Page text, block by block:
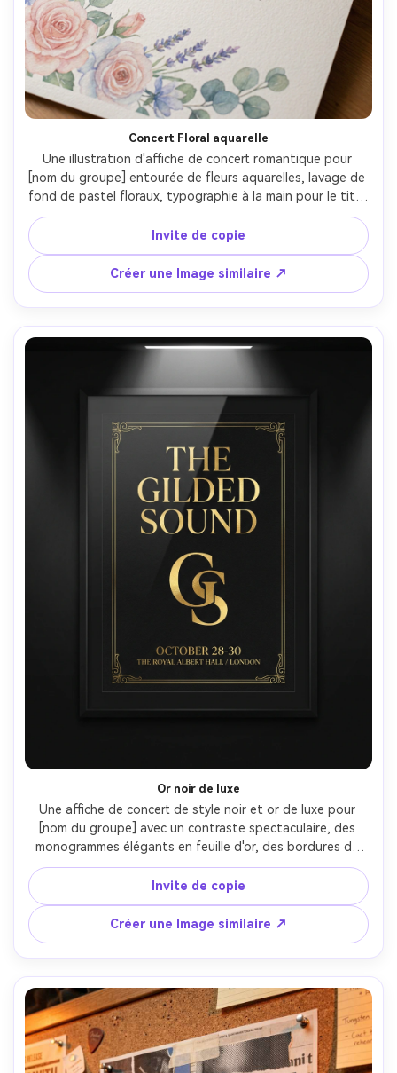
Concert Floral aquarelle
Une illustration d'affiche de concert romantique pour
[nom du groupe] entourée de fleurs aquarelles, lavage de
fond de pastel floraux, typographie à la main pour le titre
et sans-serif propre pour les détails, incluent [DATE],
[lieu], [ville], texture de grain de papier doux, marges
équilibrées pour l'encadrement, look prêt à imprimer avec
lisibilité propre, maquette sur papier de coton texturé
sous la lumière douce de la fenêtre, Canon EOS R5, 85mm,
angle léger, évaluation des couleurs éditoriales, mise au
point nette, haute résolution-AR 4:5
Invite de copie
Créer une Image similaire ↗
Or noir de luxe
Une affiche de concert de style noir et or de luxe pour
[nom du groupe] avec un contraste spectaculaire, des
monogrammes élégants en feuille d'or, des bordures de
lignes fines, des lettres serifs modernes, incluant [DATE],
[lieu], [ville], une esthétique d'impression premium, un
bruit minimal, un alignement précis, photographié comme
une affiche encadrée sur un mur de galerie sombre avec
des projecteurs et des reflets subtils, Nikon Z7 II, 50mm
f/1.8, encadrement droit, typographie nette, haute
résolution-AR 4:5
Invite de copie
Créer une Image similaire ↗